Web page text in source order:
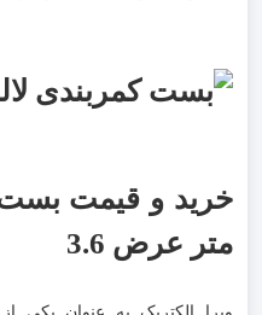
متر عرض 3.6